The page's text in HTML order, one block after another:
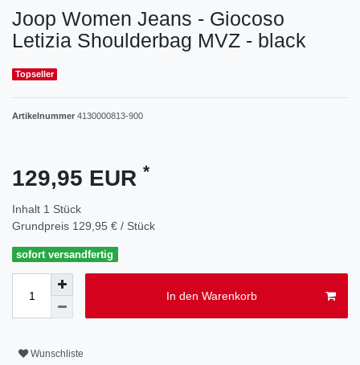
Joop Women Jeans - Giocoso
Letizia Shoulderbag MVZ - black
Topseller
Artikelnummer 4130000813-900
129,95 EUR *
Inhalt 1 Stück
Grundpreis 129,95 € / Stück
sofort versandfertig
In den Warenkorb
Wunschliste